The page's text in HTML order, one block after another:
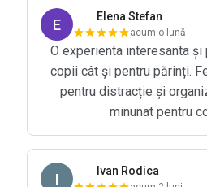
E Elena Stefan
acum o lună
O experienta interesanta și
copii cât și pentru părinți.
pentru distracție și
minunat pentru
I Ivan Rodica